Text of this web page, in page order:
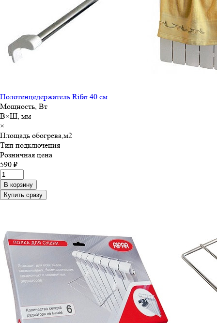
Полотенцедержатель Rifar 40 см
Мощность, Вт
В×Ш, мм
×
Площадь обогрева,м2
Тип подключения
Розничная цена
590 ₽
В корзину
Купить сразу